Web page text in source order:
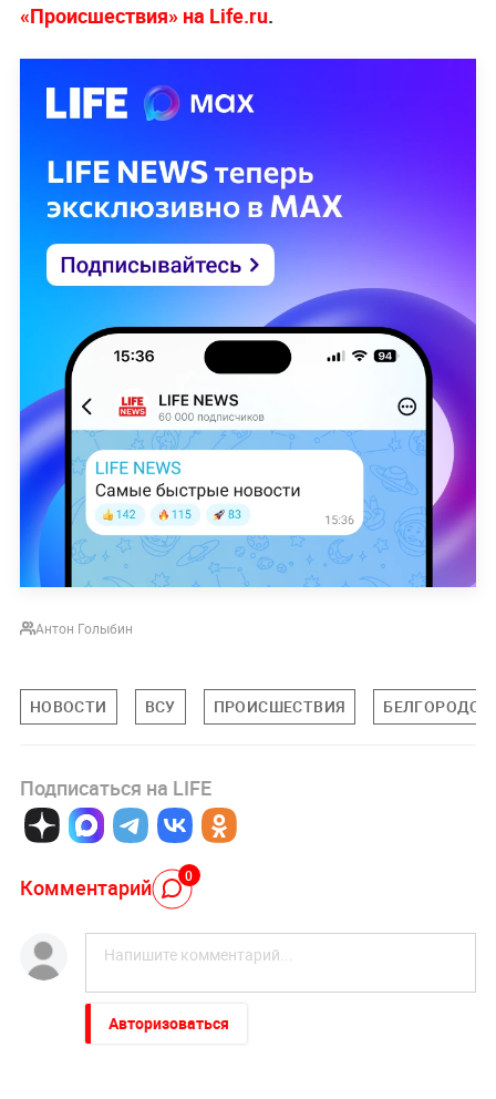
«Происшествия» на Life.ru.
Антон Голыбин
НОВОСТИ ВСУ ПРОИСШЕСТВИЯ
Подписаться на LIFE
Комментарий 0
Авторизоваться